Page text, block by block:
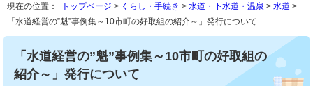
現在の位置： トップページ > くらし・手続き > 水道・下水道・温泉 > 水道 >
「水道経営の”魁”事例集～10市町の好取組の紹介～」発行について
「水道経営の”魁”事例集～10市町の好取組の
紹介～」発行について